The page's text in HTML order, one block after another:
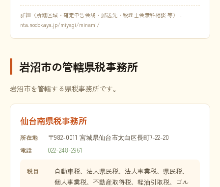
詳細（所轄区域・確定申告会場・郵送先・税理士会無料相談 等）：
nta.nodokaya.jp/miyagi/minami/
岩沼市の管轄県税事務所
岩沼市を管轄する県税事務所です。
仙台南県税事務所
所在地 〒982-0011 宮城県仙台市太白区長町7-22-20
電話 022-248-2961
税目
自動車税、法人県民税、法人事業税、県民税、
個人事業税、不動産取得税、軽油引取税、ゴル